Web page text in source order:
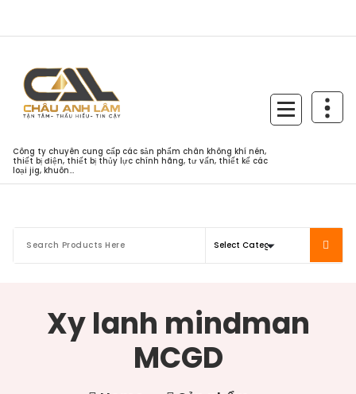
Công ty chuyên cung cấp các sản phẩm chân không khí nén,
thiết bị điện, thiết bị thủy lực chính hãng, tư vấn, thiết kế các
loại jig, khuôn...
Xy lanh mindman
MCGD